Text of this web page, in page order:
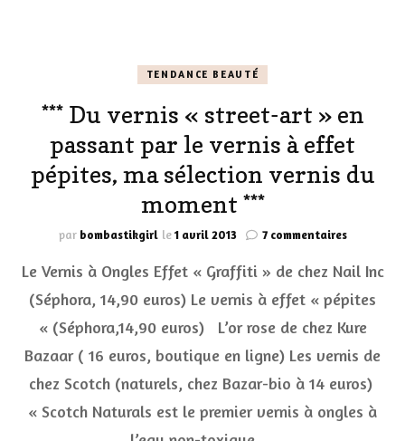
TENDANCE BEAUTÉ
*** Du vernis « street-art » en
passant par le vernis à effet
pépites, ma sélection vernis du
moment ***
par bombastikgirl le1 avril 2013 7 commentairessur
Du
« street-
art »
passant
par
vernis
Le Vernis à Ongles Effet « Graffiti » de chez Nail Inc
(Séphora, 14,90 euros) Le vernis à effet « pépites
« (Séphora,14,90 euros) L’or rose de chez Kure
Bazaar ( 16 euros, boutique en ligne) Les vernis de
chez Scotch (naturels, chez Bazar-bio à 14 euros)
« Scotch Naturals est le premier vernis à ongles à